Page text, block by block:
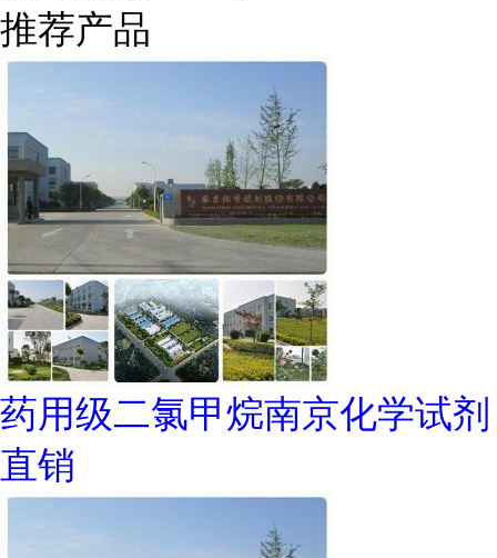
推荐产品
药用级二氯甲烷南京化学试剂
直销